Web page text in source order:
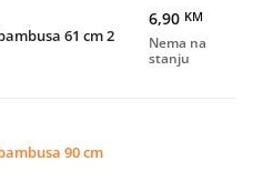
5,50 KM
through
61 cm 2
6,90 KM
Nema na
stanju
90 cm